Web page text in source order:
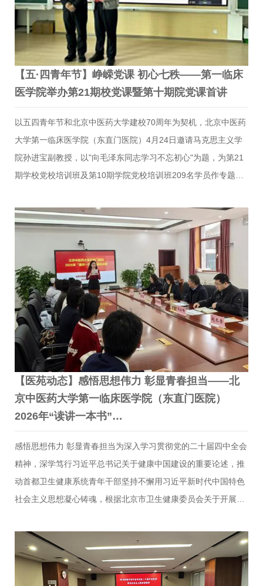
会上，中共中央党校（国家行政学院）哲学教研部郝栋教授围绕
干部能力建…
【五·四青年节】峥嵘党课 初心七秩——第一临床
医学院举办第21期校党课暨第十期院党课首讲
以五四青年节和北京中医药大学建校70周年为契机，北京中医药
大学第一临床医学院（东直门医院）4月24日邀请马克思主义学
院孙进宝副教授，以"向毛泽东同志学习不忘初心"为题，为第21
期学校党校培训班及第10期学院党校培训班209名学员作专题党
主持。党课系统梳理了毛泽东同志从青年时期确立救国救民志
向，到领导新民主主义革命、社会主义革命和建设的光辉一生，
深刻阐释了毛泽东同志始终坚守"为中国人民谋幸福、为中华民族
谋复兴"的初心使命，矢志不渝全心全意为人民服务的崇高风范。
孙进宝副教授指出，无论是革命战争年代将人民放于心中最高位
置，还是建设时期告诫全党保持艰苦奋斗作风，毛泽东同志与人
民同呼吸、共命运、心连心的精神始终是共产党员砥砺前行的精
神坐标。授…
【医苑动态】感悟思想伟力 彰显青春担当——北
京中医药大学第一临床医学院（东直门医院）
2026年“读讲一本书”…
感悟思想伟力 彰显青春担当为深入学习贯彻党的二十届四中全会
精神，深学笃行习近平总书记关于健康中国建设的重要论述，推
动首都卫生健康系统青年干部坚持不懈用习近平新时代中国特色
社会主义思想凝心铸魂，根据北京市卫生健康委员会关于开展
床医学院（东直门医院）教育处、团委、党委组织部、工会多部
门联合举办了“感悟思想伟力，彰显青春担当”2026年“读讲一本
书”读讲比赛活动。此次活动是学院庆祝北京中医药大学建校70